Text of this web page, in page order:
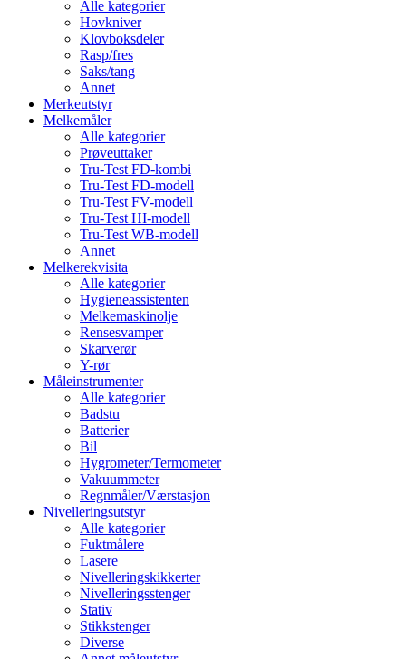
Alle kategorier
Hovkniver
Klovboksdeler
Rasp/fres
Saks/tang
Annet
Merkeutstyr
Melkemåler
Alle kategorier
Prøveuttaker
Tru-Test FD-kombi
Tru-Test FD-modell
Tru-Test FV-modell
Tru-Test HI-modell
Tru-Test WB-modell
Annet
Melkerekvisita
Alle kategorier
Hygieneassistenten
Melkemaskinolje
Rensesvamper
Skarverør
Y-rør
Måleinstrumenter
Alle kategorier
Badstu
Batterier
Bil
Hygrometer/Termometer
Vakuummeter
Regnmåler/Værstasjon
Nivelleringsutstyr
Alle kategorier
Fuktmålere
Lasere
Nivelleringskikkerter
Nivelleringsstenger
Stativ
Stikkstenger
Diverse